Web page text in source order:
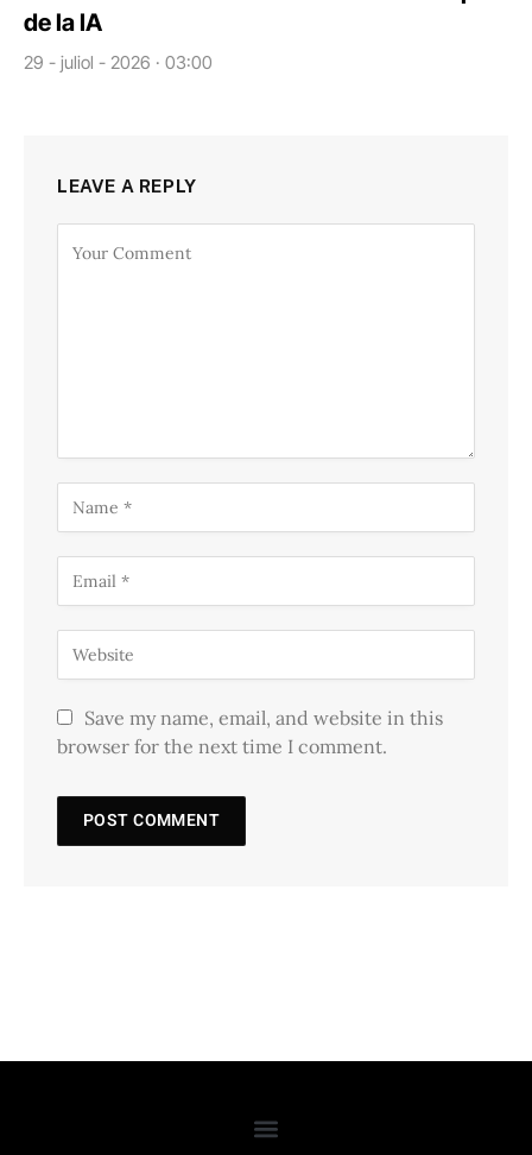
de la IA
29 - juliol - 2026 · 03:00
LEAVE A REPLY
Save my name, email, and website in this
browser for the next time I comment.